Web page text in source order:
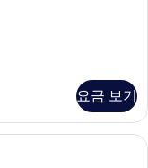
요금 보기
퀸사이즈침대 1개 (Loft) |